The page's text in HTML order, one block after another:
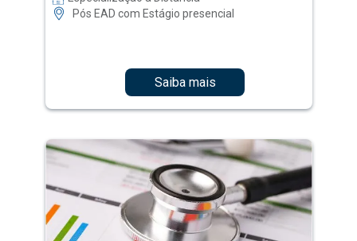
Pós EAD com Estágio presencial
Saiba mais